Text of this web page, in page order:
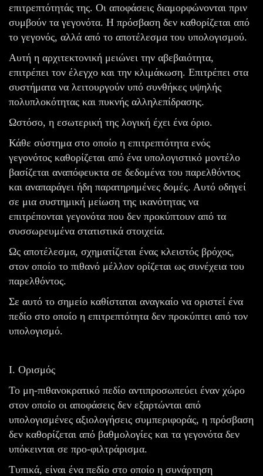
επιτρεπτότητάς της. Οι αποφάσεις διαμορφώνονται πριν
συμβούν τα γεγονότα. Η πρόσβαση δεν καθορίζεται από
το γεγονός, αλλά από το αποτέλεσμα του υπολογισμού.
Αυτή η αρχιτεκτονική μειώνει την αβεβαιότητα,
επιτρέπει τον έλεγχο και την κλιμάκωση. Επιτρέπει στα
συστήματα να λειτουργούν υπό συνθήκες υψηλής
πολυπλοκότητας και πυκνής αλληλεπίδρασης.
Ωστόσο, η εσωτερική της λογική έχει ένα όριο.
Κάθε σύστημα στο οποίο η επιτρεπτότητα ενός
γεγονότος καθορίζεται από ένα υπολογιστικό μοντέλο
βασίζεται αναπόφευκτα σε δεδομένα του παρελθόντος
και αναπαράγει ήδη παρατηρημένες δομές. Αυτό οδηγεί
σε μια συστημική μείωση της ικανότητας να
επιτρέπονται γεγονότα που δεν προκύπτουν από τα
συσσωρευμένα στατιστικά στοιχεία.
Ως αποτέλεσμα, σχηματίζεται ένας κλειστός βρόχος,
στον οποίο το πιθανό μέλλον ορίζεται ως συνέχεια του
παρελθόντος.
Σε αυτό το σημείο καθίσταται αναγκαίο να οριστεί ένα
πεδίο στο οποίο η επιτρεπτότητα δεν προκύπτει από τον
υπολογισμό.
I. Ορισμός
Το μη-πιθανοκρατικό πεδίο αντιπροσωπεύει έναν χώρο
στον οποίο οι αποφάσεις δεν εξαρτώνται από
υπολογισμένες αξιολογήσεις συμπεριφοράς, η πρόσβαση
δεν καθορίζεται από βαθμολογίες και τα γεγονότα δεν
υπόκεινται σε προ-φιλτράρισμα.
Τυπικά, είναι ένα πεδίο στο οποίο η συνάρτηση